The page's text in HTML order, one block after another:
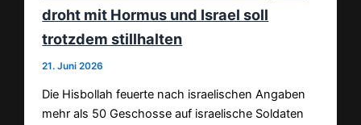
droht mit Hormus und Israel soll
trotzdem stillhalten
21. Juni 2026
Die Hisbollah feuerte nach israelischen Angaben
mehr als 50 Geschosse auf israelische Soldaten